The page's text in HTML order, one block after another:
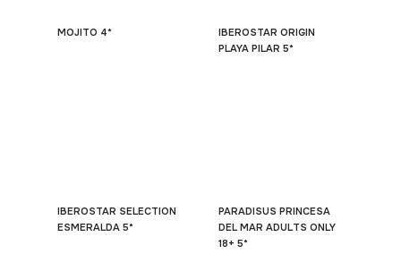
MOJITO 4*
IBEROSTAR ORIGIN
PLAYA PILAR 5*
IBEROSTAR SELECTION
ESMERALDA 5*
PARADISUS PRINCESA
DEL MAR ADULTS ONLY
18+ 5*